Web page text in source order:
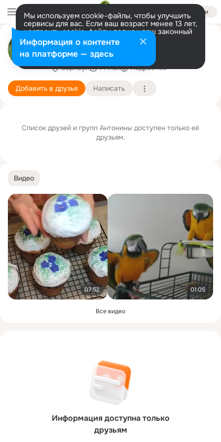
Войти
Мы используем cookie-файлы, чтобы улучшить
сервисы для вас. Если ваш возраст менее 13 лет,
настроить cookie-файлы должен ваш законный
представитель. Больше информации
Разрешить все Настроить
Антонина Медведева
(Кондратьева)
Барнаул 14 мая Подробнее
Добавить в друзья Написать
Видео
07:52 01:05
Все видео
Информация доступна только
друзьям
Список друзей и групп Антонины доступен только её
друзьям.
Информация о контенте
на платформе — здесь